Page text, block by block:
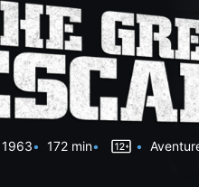
1963 172 min